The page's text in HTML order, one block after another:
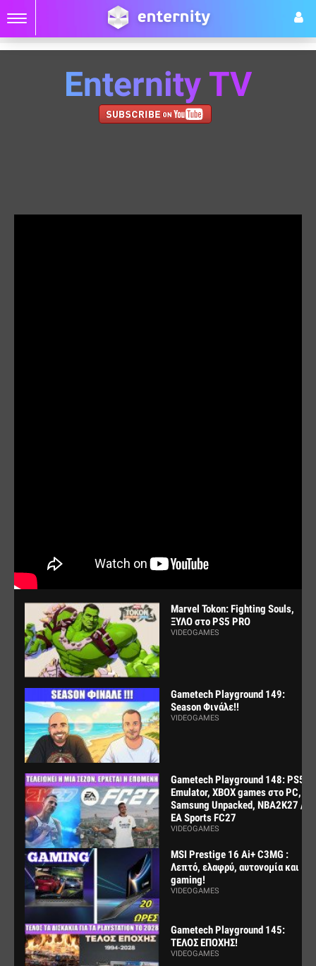
Enternity TV
Marvel Tokon: Fighting Souls,
ΞΥΛΟ στο PS5 PRO
VIDEOGAMES
Gametech Playground 149:
Season Φινάλε!!
VIDEOGAMES
Gametech Playground 148: PS5
Emulator, XBOX games στο PC,
Samsung Unpacked, NBA2K27 /
EA Sports FC27
VIDEOGAMES
MSI Prestige 16 Ai+ C3MG :
Λεπτό, ελαφρύ, αυτονομία και
gaming!
VIDEOGAMES
Gametech Playground 145:
ΤΕΛΟΣ ΕΠΟΧΗΣ!
VIDEOGAMES